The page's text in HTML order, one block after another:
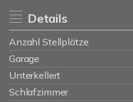
Details
Anzahl Stellplätze
Garage
Unterkellert
Schlafzimmer